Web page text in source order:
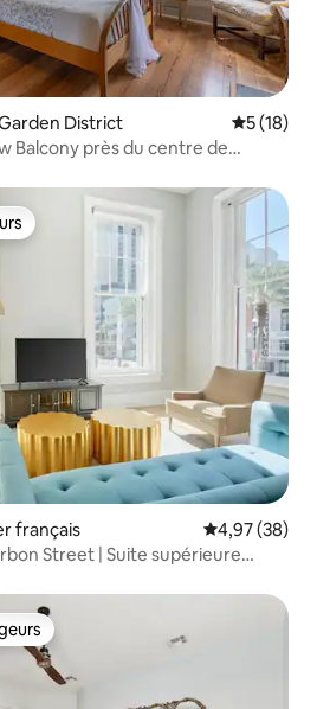
District
5 (18)
Balcony près du centre de
français Évaluation
4,97 (38)
Street | Suite supérieure
les plus appréciés